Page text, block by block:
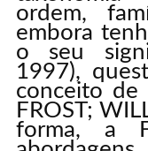
ordem,
embora
o seu
1997),
conceito de
FROST;
forma, a